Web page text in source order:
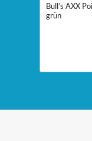
Bull’s AXX
grün